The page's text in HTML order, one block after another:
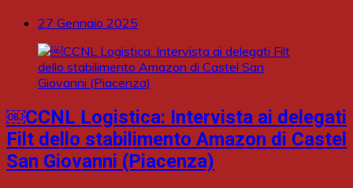
27 Gennaio 2025
￼CCNL Logistica: Intervista ai delegati
Filt dello stabilimento Amazon di Castel
San Giovanni (Piacenza)